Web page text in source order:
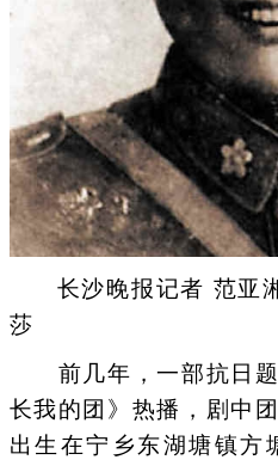
长沙晚报记者 范亚
莎
前几年，一部抗日题
长我的团》热播，剧中
出生在宁乡东湖塘镇方